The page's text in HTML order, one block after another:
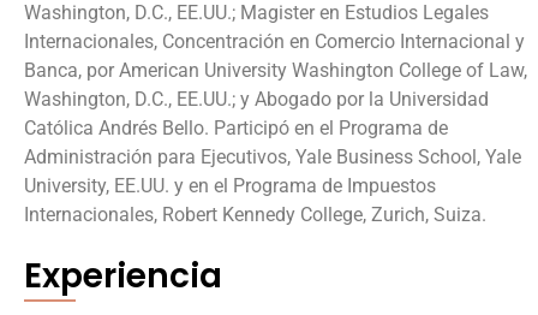
Washington, D.C., EE.UU.; Magister en Estudios Legales
Internacionales, Concentración en Comercio Internacional y
Banca, por American University Washington College of Law,
Washington, D.C., EE.UU.; y Abogado por la Universidad
Católica Andrés Bello. Participó en el Programa de
Administración para Ejecutivos, Yale Business School, Yale
University, EE.UU. y en el Programa de Impuestos
Internacionales, Robert Kennedy College, Zurich, Suiza.
Experiencia